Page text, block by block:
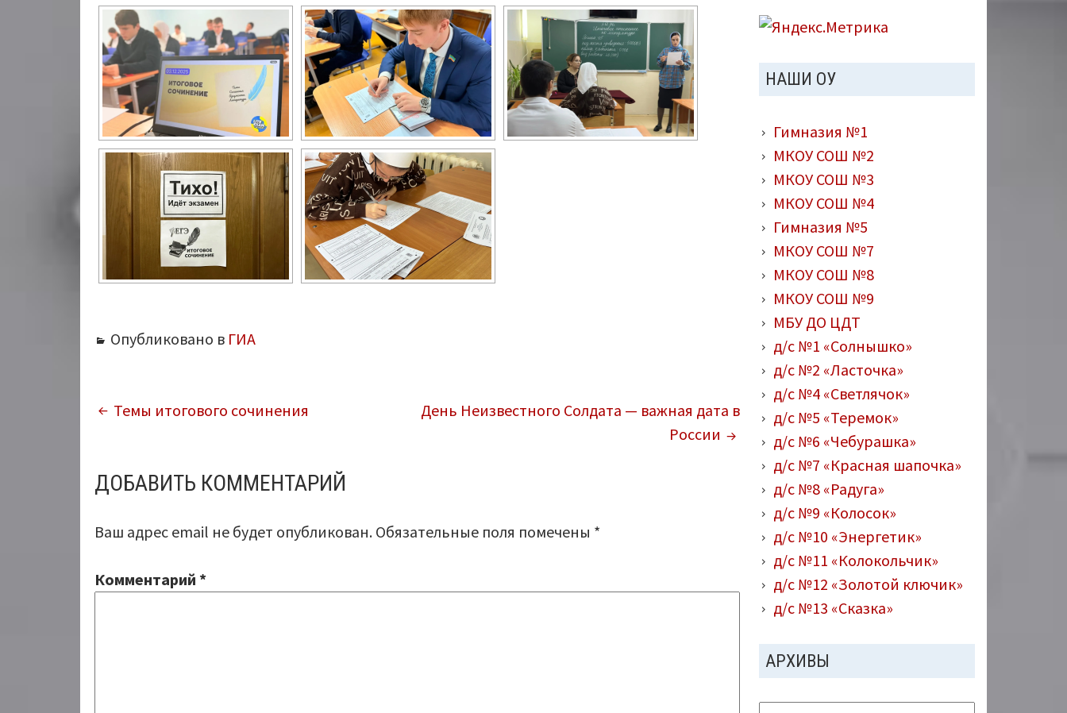
Опубликовано в ГИА
НАВИГАЦИЯ
ЗАПИСЯМ
Темы итогового сочинения
День Неизвестного Солдата — важная дата в
России
ДОБАВИТЬ КОММЕНТАРИЙ
Ваш адрес email не будет опубликован. Обязательные поля помечены *
Комментарий *
НАШИ ОУ
Гимназия №1
МКОУ СОШ №2
МКОУ СОШ №3
МКОУ СОШ №4
Гимназия №5
МКОУ СОШ №7
МКОУ СОШ №8
МКОУ СОШ №9
МБУ ДО ЦДТ
д/с №1 «Солнышко»
д/с №2 «Ласточка»
д/с №4 «Светлячок»
д/с №5 «Теремок»
д/с №6 «Чебурашка»
д/с №7 «Красная шапочка»
д/с №8 «Радуга»
д/с №9 «Колосок»
д/с №10 «Энергетик»
д/с №11 «Колокольчик»
д/с №12 «Золотой ключик»
д/с №13 «Сказка»
АРХИВЫ